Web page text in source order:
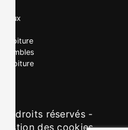
Vélux
toiture
combles
toiture
droits réservés -
des cookies